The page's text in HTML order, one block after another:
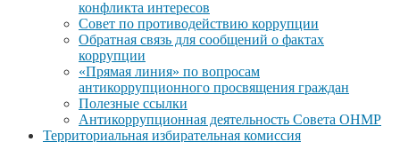
конфликта интересов
Совет по противодействию коррупции
Обратная связь для сообщений о фактах
коррупции
«Прямая линия» по вопросам
антикоррупционного просвящения граждан
Полезные ссылки
Антикоррупционная деятельность Совета ОНМР
Территориальная избирательная комиссия